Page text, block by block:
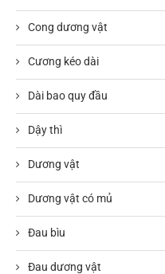
Cong dương vật
Cương kéo dài
Dài bao quy đầu
Dậy thì
Dương vật
Dương vật có mủ
Đau bìu
Đau dương vật